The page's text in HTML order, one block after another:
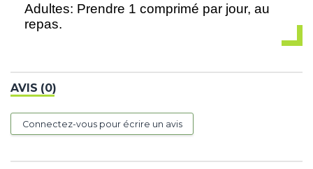
Adultes: Prendre 1 comprimé par jour, au
repas.
AVIS (0)
Connectez-vous pour écrire un avis